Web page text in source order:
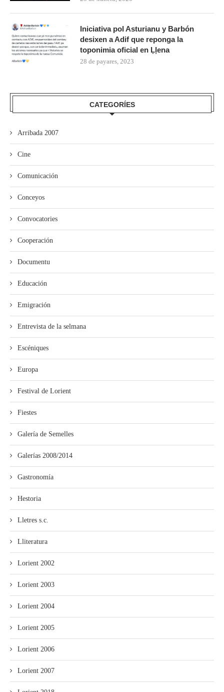
Iniciativa pol Asturianu y Barbón
desixen a Adif que reponga la
toponimia oficial en Ḷḷena
28 de payares, 2023
CATEGORÍES
Arribada 2007
Cine
Comunicación
Conceyos
Convocatories
Cooperación
Documentu
Educación
Emigración
Entrevista de la selmana
Escéniques
Europa
Festival de Lorient
Fiestes
Galería de Semelles
Galerías 2008/2014
Gastronomía
Hestoria
Lletres s.c.
Lliteratura
Lorient 2002
Lorient 2003
Lorient 2004
Lorient 2005
Lorient 2006
Lorient 2007